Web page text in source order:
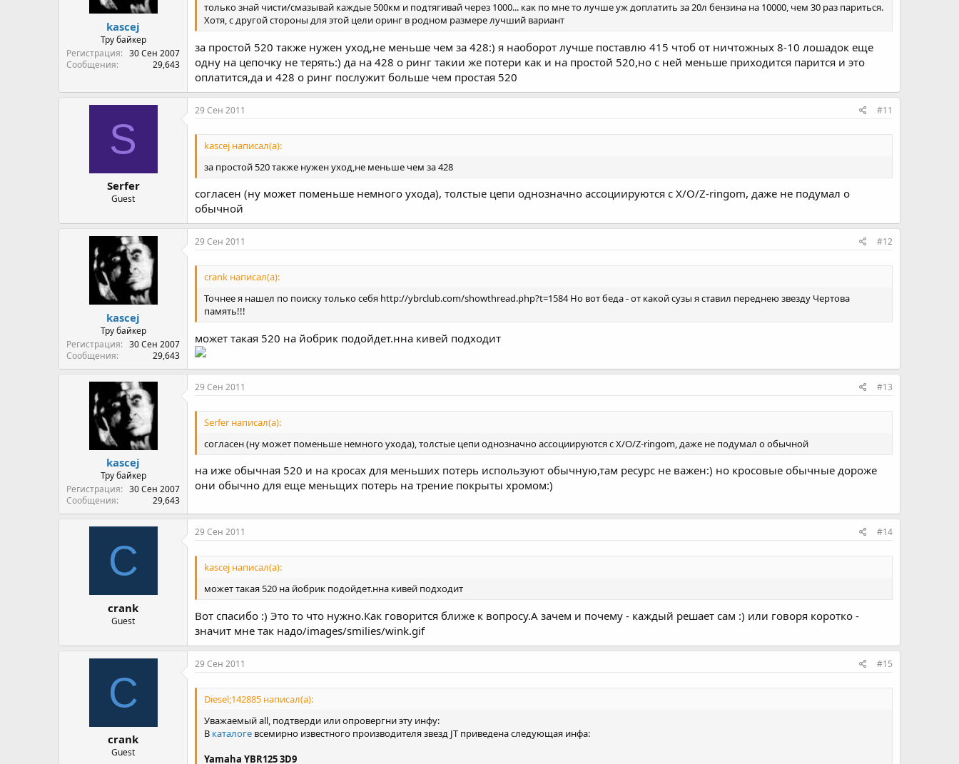
kascej
Тру байкер
Регистрация
30 Сен 2007
Сообщения
29,643
только знай чисти/смазывай каждые 500км и подтягивай через 1000... как по мне то лучше уж доплатить за 20л бензина на 10000, чем 30 раз париться.
Хотя, с другой стороны для этой цели оринг в родном размере лучший вариант
за простой 520 также нужен уход,не меньше чем за 428:) я наоборот лучше поставлю 415 чтоб от ничтожных 8-10 лошадок еще
одну на цепочку не терять:) да на 428 о ринг такии же потери как и на простой 520,но с ней меньше приходится парится и это
оплатится,да и 428 о ринг послужит больше чем простая 520
S
Serfer
Guest
29 Сен 2011 #11
kascej написал(а):
за простой 520 также нужен уход,не меньше чем за 428
согласен (ну может поменьше немного ухода), толстые цепи однозначно ассоциируются с X/O/Z-ringom, даже не подумал о
обычной
kascej
Тру байкер
Регистрация
30 Сен 2007
Сообщения
29,643
29 Сен 2011 #12
crank написал(а):
Точнее я нашел по поиску только себя http://ybrclub.com/showthread.php?t=1584 Но вот беда - от какой сузы я ставил переднею звезду Чертова
память!!!
может такая 520 на йобрик подойдет.нна кивей подходит
kascej
Тру байкер
Регистрация
30 Сен 2007
Сообщения
29,643
29 Сен 2011 #13
Serfer написал(а):
согласен (ну может поменьше немного ухода), толстые цепи однозначно ассоциируются с X/O/Z-ringom, даже не подумал о обычной
на иже обычная 520 и на кросах для меньших потерь используют обычную,там ресурс не важен:) но кросовые обычные дороже
они обычно для еще меньщих потерь на трение покрыты хромом:)
C
crank
Guest
29 Сен 2011 #14
kascej написал(а):
может такая 520 на йобрик подойдет.нна кивей подходит
Вот спасибо :) Это то что нужно.Как говорится ближе к вопросу.А зачем и почему - каждый решает сам :) или говоря коротко -
значит мне так надо/images/smilies/wink.gif
C
crank
Guest
29 Сен 2011 #15
Diesel;142885 написал(а):
Уважаемый all, подтверди или опровергни эту инфу:
В каталоге всемирно известного производителя звезд JT приведена следующая инфа:
Yamaha YBR125 3D9